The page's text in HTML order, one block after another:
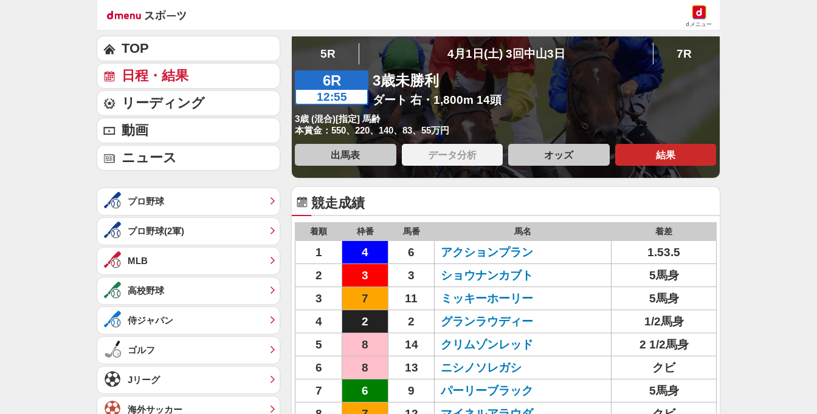
dメニュー
5R 4月1日(土) 3回中山3日 7R
6R
12:55
3歳未勝利
ダート 右・1,800m 14頭
3歳 (混合)[指定] 馬齢
本賞金：550、220、140、83、55万円
出馬表 データ分析 オッズ 結果
競走成績
着順 枠番 馬番 馬名 着差
1 4 6 アクションプラン
1.53.5
2
3 3 ショウナンカブト
5馬身
3
7 11 ミッキーホーリー
5馬身
4
2 2 グランラウディー
1/2馬身
5
8 14 クリムゾンレッド
2 1/2馬身
6
8 13 ニシノソレガシ
クビ
7
6 9 パーリーブラック
5馬身
TOP
日程・結果
リーディング
動画
ニュース
プロ野球
プロ野球(2軍)
MLB
高校野球
侍ジャパン
ゴルフ
Jリーグ
海外サッカー